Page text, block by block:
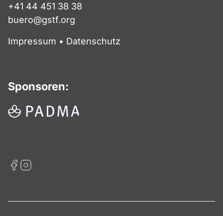
+41 44 451 38 38
buero@gstf.org
Impressum • Datenschutz
Sponsoren: